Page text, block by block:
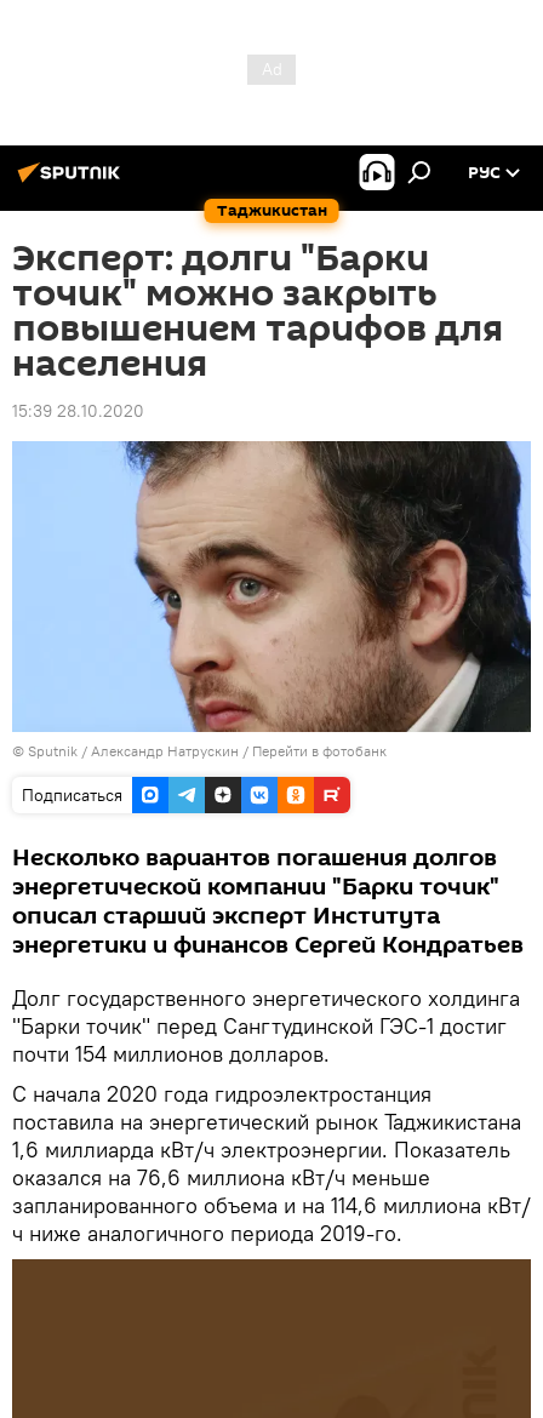
Таджикистан
РУС
Эксперт: долги "Барки
точик" можно закрыть
повышением тарифов для
населения
15:39 28.10.2020
© Sputnik / Александр Натрускин / Перейти в фотобанк
Подписаться
Несколько вариантов погашения долгов
энергетической компании "Барки точик"
описал старший эксперт Института
энергетики и финансов Сергей Кондратьев
Долг государственного энергетического холдинга
"Барки точик" перед Сангтудинской ГЭС-1 достиг
почти 154 миллионов долларов.
С начала 2020 года гидроэлектростанция
поставила на энергетический рынок Таджикистана
1,6 миллиарда кВт/ч электроэнергии. Показатель
оказался на 76,6 миллиона кВт/ч меньше
запланированного объема и на 114,6 миллиона кВт/
ч ниже аналогичного периода 2019-го.